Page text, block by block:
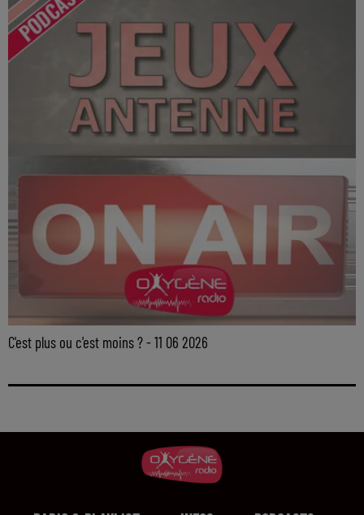
C'est plus ou c'est moins ? - 11 06 2026